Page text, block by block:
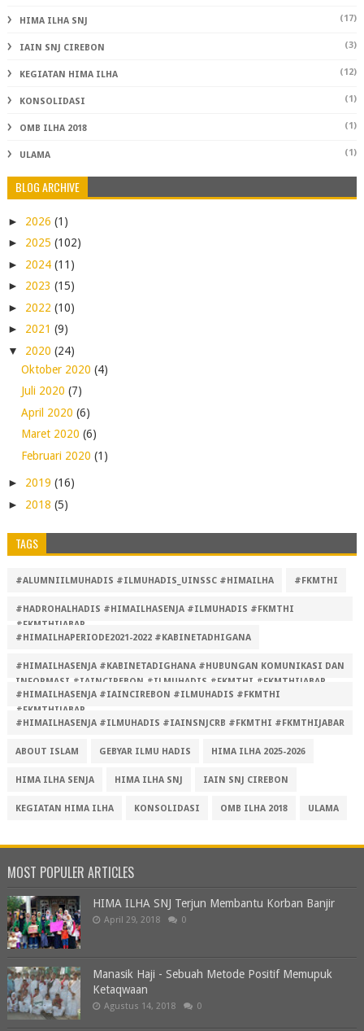
HIMA ILHA SNJ (17)
IAIN SNJ CIREBON (3)
KEGIATAN HIMA ILHA (12)
KONSOLIDASI (1)
OMB ILHA 2018 (1)
ULAMA (1)
BLOG ARCHIVE
► 2026 (1)
► 2025 (102)
► 2024 (11)
► 2023 (15)
► 2022 (10)
► 2021 (9)
▼ 2020 (24)
Oktober 2020 (4)
Juli 2020 (7)
April 2020 (6)
Maret 2020 (6)
Februari 2020 (1)
► 2019 (16)
► 2018 (5)
TAGS
#ALUMNIILMUHADIS #ILMUHADIS_UINSSC #HIMAILHA #FKMTHI
#HADROHALHADIS #HIMAILHASENJA #ILMUHADIS #FKMTHI
#FKMTHIJABAR
#HIMAILHAPERIODE2021-2022 #KABINETADHIGANA
#HIMAILHASENJA #KABINETADIGHANA #HUBUNGAN KOMUNIKASI DAN
INFORMASI #IAINCIREBON #ILMUHADIS #FKMTHI #FKMTHIJABAR
#HIMAILHASENJA #IAINCIREBON #ILMUHADIS #FKMTHI
#FKMTHIJABAR
#HIMAILHASENJA #ILMUHADIS #IAINSNJCRB #FKMTHI #FKMTHIJABAR
ABOUT ISLAM GEBYAR ILMU HADIS HIMA ILHA 2025-2026
HIMA ILHA SENJA HIMA ILHA SNJ IAIN SNJ CIREBON
KEGIATAN HIMA ILHA KONSOLIDASI OMB ILHA 2018 ULAMA
MOST POPULER ARTICLES
HIMA ILHA SNJ Terjun Membantu Korban Banjir
April 29, 2018 0
Manasik Haji - Sebuah Metode Positif Memupuk
Ketaqwaan
Agustus 14, 2018 0